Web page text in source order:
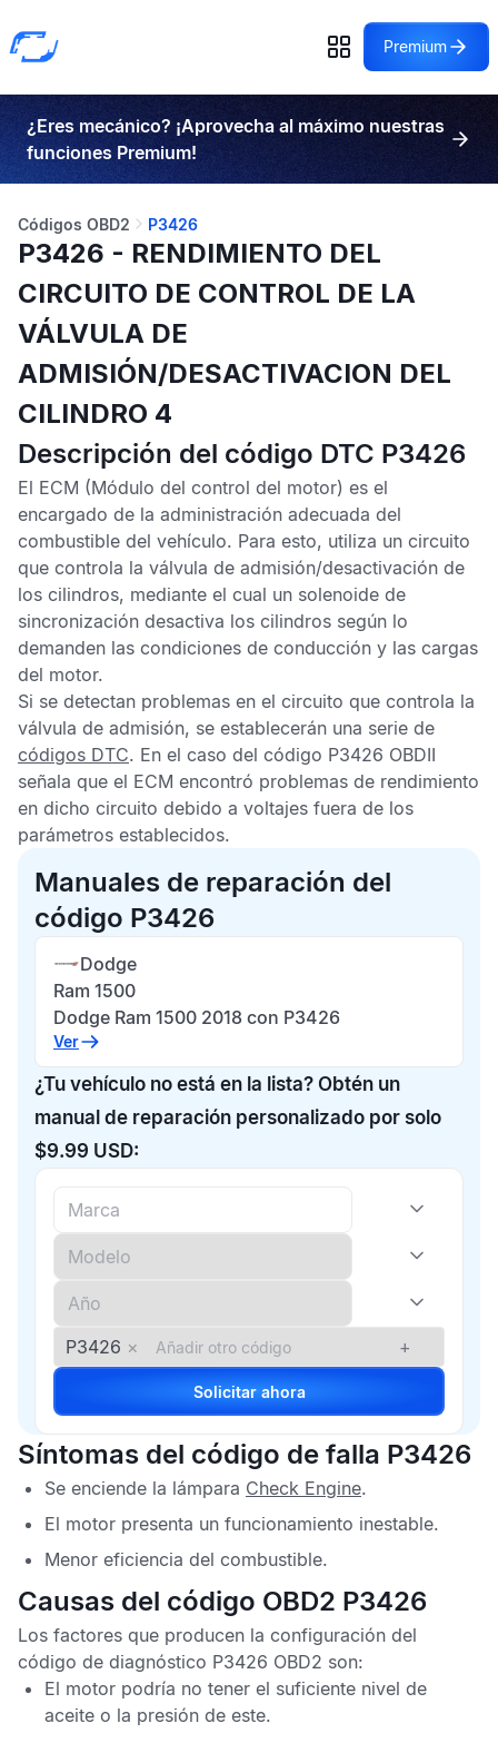
Premium
¿Eres mecánico? ¡Aprovecha al máximo nuestras
funciones Premium!
Códigos OBD2 P3426
P3426 - RENDIMIENTO DEL
CIRCUITO DE CONTROL DE LA
VÁLVULA DE
ADMISIÓN/DESACTIVACION DEL
CILINDRO 4
Descripción del código DTC P3426
El ECM (Módulo del control del motor) es el
encargado de la administración adecuada del
combustible del vehículo. Para esto, utiliza un circuito
que controla la válvula de admisión/desactivación de
los cilindros, mediante el cual un solenoide de
sincronización desactiva los cilindros según lo
demanden las condiciones de conducción y las cargas
del motor.
Si se detectan problemas en el circuito que controla la
válvula de admisión, se establecerán una serie de
códigos DTC. En el caso del código P3426 OBDII
señala que el ECM encontró problemas de rendimiento
en dicho circuito debido a voltajes fuera de los
parámetros establecidos.
Manuales de reparación del
código P3426
Dodge
Ram 1500
Dodge Ram 1500 2018 con P3426
Ver
¿Tu vehículo no está en la lista? Obtén un
manual de reparación personalizado por solo
$9.99 USD:
P3426 × +
Solicitar ahora
Síntomas del código de falla P3426
Se enciende la lámpara Check Engine.
El motor presenta un funcionamiento inestable.
Menor eficiencia del combustible.
Causas del código OBD2 P3426
Los factores que producen la configuración del
código de diagnóstico P3426 OBD2 son:
El motor podría no tener el suficiente nivel de
aceite o la presión de este.